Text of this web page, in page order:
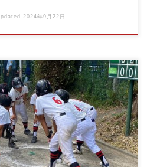
2024年9月22日
村山ドリーム 三多摩大会、予選リ